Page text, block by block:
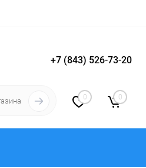
Вход Регистрация
+7 (843) 526-73-20
0 0